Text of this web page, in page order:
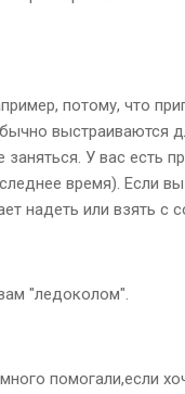
потому, что
выстраиваются
У вас есть
время). Если
надеть или взять с
"ледоколом".
помогали,если